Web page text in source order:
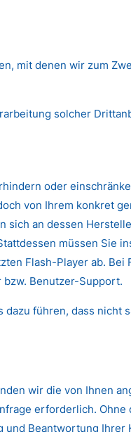
mit denen wir zum
solcher
oder
von Ihrem konkret
an dessen
müssen Sie
Flash-Player ab.
Benutzer-Support.
führen, dass nicht
wir die von Ihnen
erforderlich.
Beantwortung Ihrer